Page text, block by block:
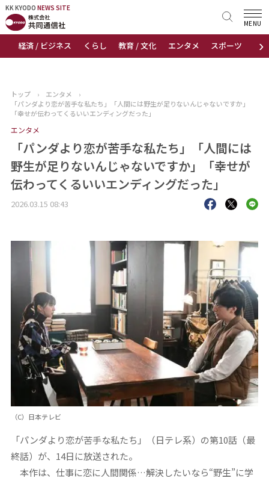
KK KYODO NEWS SITE
›
経済 / ビジネス くらし 教育 / 文化 エンタメ スポーツ 地域
MENU
KK KYODONEWS SITE
トップページ
ニュース
おすすめコンテンツ
出版物
会社概要
トップ › エンタメ
›
「パンダより恋が苦手な私たち」「人間には野生が足りないんじゃないですか」
「幸せが伝わってくるいいエンディングだった」
エンタメ
「パンダより恋が苦手な私たち」「人間には
野生が足りないんじゃないですか」「幸せが
伝わってくるいいエンディングだった」
2026.03.15 08:43
（C）日本テレビ
「パンダより恋が苦手な私たち」（日テレ系）の第10話（最
終話）が、14日に放送された。
本作は、仕事に恋に人間関係…解決したいなら“野生”に学